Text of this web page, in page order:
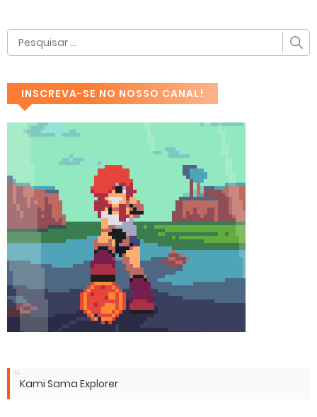
INSCREVA-SE NO NOSSO CANAL!
Kami Sama Explorer